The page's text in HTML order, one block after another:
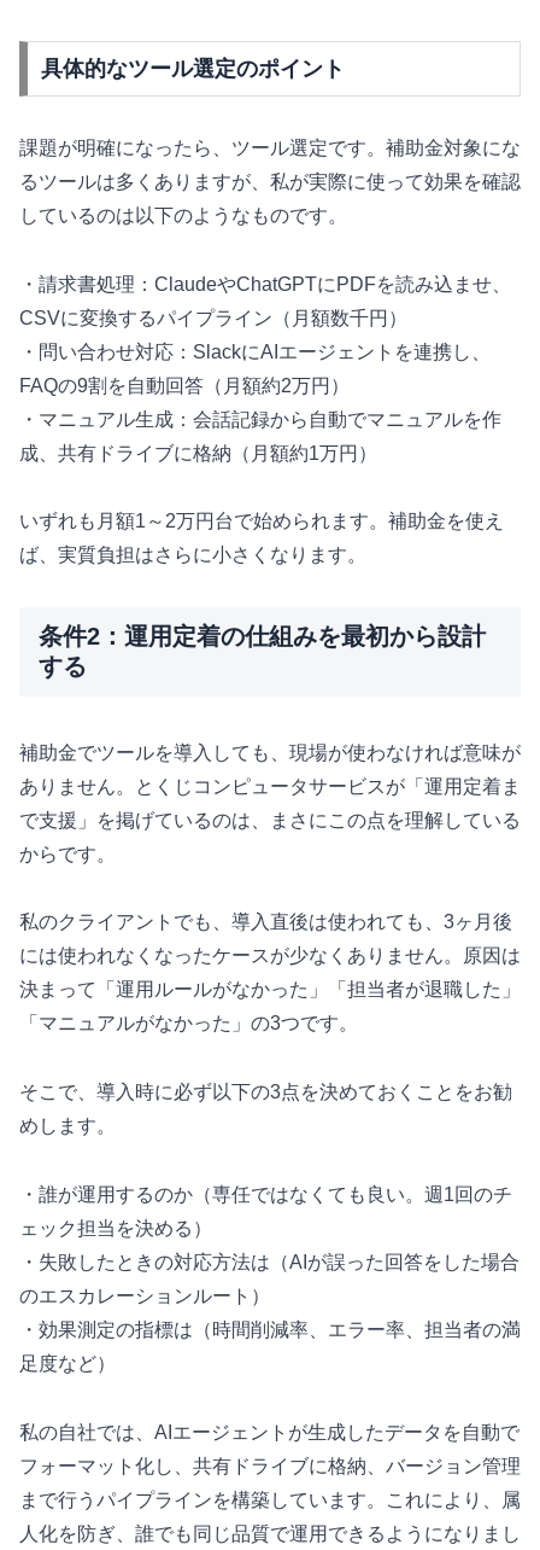
具体的なツール選定のポイント
課題が明確になったら、ツール選定です。補助金対象にな
るツールは多くありますが、私が実際に使って効果を確認
しているのは以下のようなものです。
・請求書処理：ClaudeやChatGPTにPDFを読み込ませ、
CSVに変換するパイプライン（月額数千円）
・問い合わせ対応：SlackにAIエージェントを連携し、
FAQの9割を自動回答（月額約2万円）
・マニュアル生成：会話記録から自動でマニュアルを作
成、共有ドライブに格納（月額約1万円）
いずれも月額1～2万円台で始められます。補助金を使え
ば、実質負担はさらに小さくなります。
条件2：運用定着の仕組みを最初から設計
する
補助金でツールを導入しても、現場が使わなければ意味が
ありません。とくじコンピュータサービスが「運用定着ま
で支援」を掲げているのは、まさにこの点を理解している
からです。
私のクライアントでも、導入直後は使われても、3ヶ月後
には使われなくなったケースが少なくありません。原因は
決まって「運用ルールがなかった」「担当者が退職した」
「マニュアルがなかった」の3つです。
そこで、導入時に必ず以下の3点を決めておくことをお勧
めします。
・誰が運用するのか（専任ではなくても良い。週1回のチ
ェック担当を決める）
・失敗したときの対応方法は（AIが誤った回答をした場合
のエスカレーションルート）
・効果測定の指標は（時間削減率、エラー率、担当者の満
足度など）
私の自社では、AIエージェントが生成したデータを自動で
フォーマット化し、共有ドライブに格納、バージョン管理
まで行うパイプラインを構築しています。これにより、属
人化を防ぎ、誰でも同じ品質で運用できるようになりまし